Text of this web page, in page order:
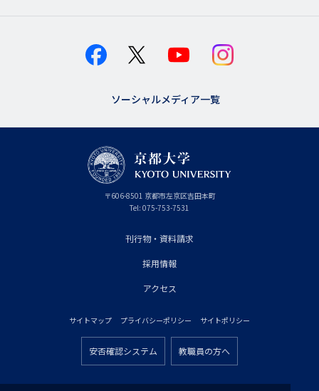
ソーシャルメディア一覧
〒606-8501 京
都
府
京都市左京区吉田本町
Tel: 075-753-7531
刊行物・資料請求
採用情報
アクセス
タ
サイトマップ プライバシーポリシー サイトポリシー
ッ
安否確認システム 教職員の方へ